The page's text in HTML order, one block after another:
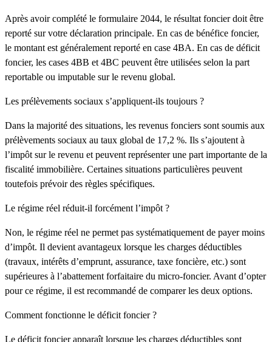
Après avoir complété le formulaire 2044, le résultat foncier doit être
reporté sur votre déclaration principale. En cas de bénéfice foncier,
le montant est généralement reporté en case 4BA. En cas de déficit
foncier, les cases 4BB et 4BC peuvent être utilisées selon la part
reportable ou imputable sur le revenu global.
Les prélèvements sociaux s’appliquent-ils toujours ?
Dans la majorité des situations, les revenus fonciers sont soumis aux
prélèvements sociaux au taux global de 17,2 %. Ils s’ajoutent à
l’impôt sur le revenu et peuvent représenter une part importante de la
fiscalité immobilière. Certaines situations particulières peuvent
toutefois prévoir des règles spécifiques.
Le régime réel réduit-il forcément l’impôt ?
Non, le régime réel ne permet pas systématiquement de payer moins
d’impôt. Il devient avantageux lorsque les charges déductibles
(travaux, intérêts d’emprunt, assurance, taxe foncière, etc.) sont
supérieures à l’abattement forfaitaire du micro-foncier. Avant d’opter
pour ce régime, il est recommandé de comparer les deux options.
Comment fonctionne le déficit foncier ?
Le déficit foncier apparaît lorsque les charges déductibles sont